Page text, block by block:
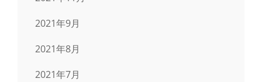
2021年9月
2021年8月
2021年7月